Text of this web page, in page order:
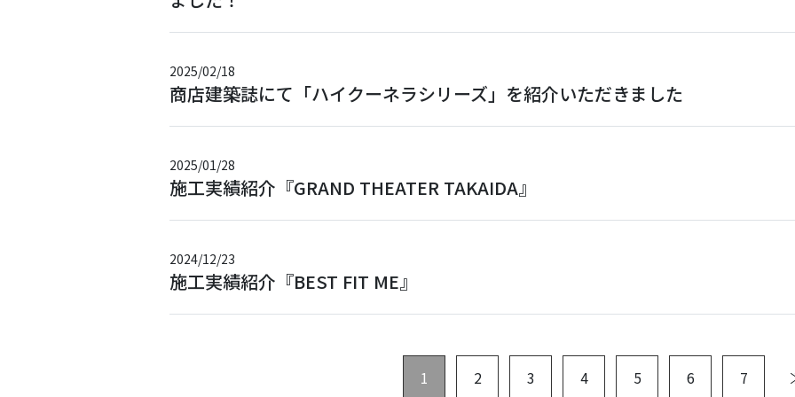
2025/02/18
商店建築誌にて「ハイクーネラシリーズ」を紹介いただきました
2025/01/28
施工実績紹介『GRAND THEATER TAKAIDA』
2024/12/23
施工実績紹介『BEST FIT ME』
1 2 3 4 5 6 7